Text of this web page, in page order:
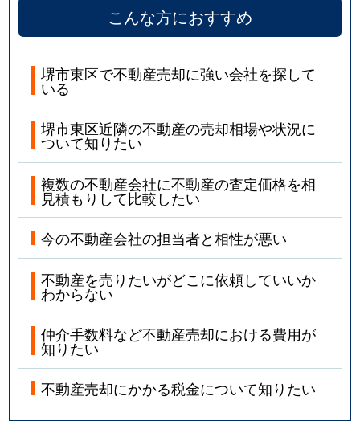
こんな方におすすめ
堺市東区で不動産売却に強い会社を探して
いる
堺市東区近隣の不動産の売却相場や状況に
ついて知りたい
複数の不動産会社に不動産の査定価格を相
見積もりして比較したい
今の不動産会社の担当者と相性が悪い
不動産を売りたいがどこに依頼していいか
わからない
仲介手数料など不動産売却における費用が
知りたい
不動産売却にかかる税金について知りたい